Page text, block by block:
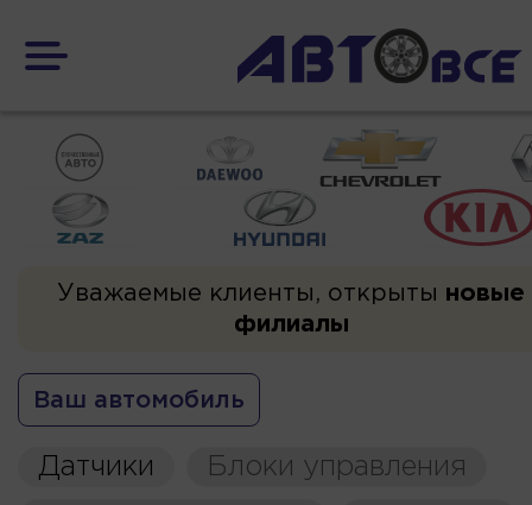
Уважаемые клиенты, открыты новые
филиалы
Ваш автомобиль
Датчики
Блоки управления